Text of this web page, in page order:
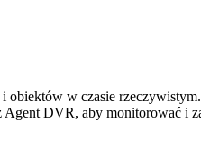
w czasie
DVR, aby monitorować i